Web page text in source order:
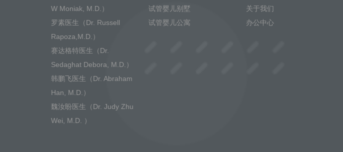
W Moniak, M.D.）
罗素医生（Dr. Russell
Rapoza,M.D.）
赛达格特医生（Dr.
Sedaghat Debora, M.D.）
韩鹏飞医生（Dr. Abraham
Han, M.D.）
魏汝盼医生（Dr. Judy Zhu
Wei, M.D. ）
试管婴儿别墅
试管婴儿公寓
关于我们
办公中心